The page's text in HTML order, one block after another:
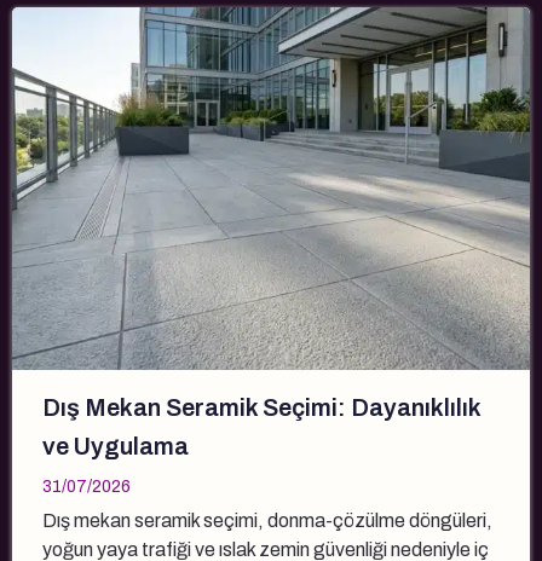
Dış Mekan Seramik Seçimi: Dayanıklılık
ve Uygulama
31/07/2026
Dış mekan seramik seçimi, donma-çözülme döngüleri,
yoğun yaya trafiği ve ıslak zemin güvenliği nedeniyle iç